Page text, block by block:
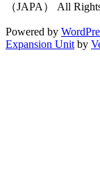
（JAPA） All
Powered by
Expansion Unit by